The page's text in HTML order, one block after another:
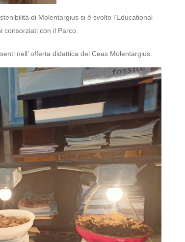
di Molentargius si è svolto l’Educational
consorziati con il Parco.
nell’ offerta didattica del Ceas Molentargius.